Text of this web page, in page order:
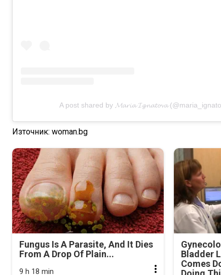
A post shared by 𝓜𝓪𝓻𝓲𝓪 𝓘𝓰𝓷𝓪𝓽𝓸𝓿𝓪
Източник: woman.bg
Fungus Is A Parasite, And It Dies
From A Drop Of Plain...
9 h 18 min
Bladder
Comes